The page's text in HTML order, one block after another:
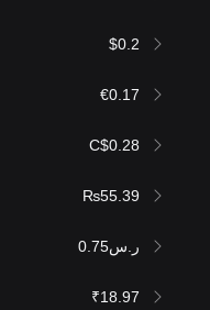
$0.2
€0.17
C$0.28
₨55.39
ر.س0.75
₹18.97